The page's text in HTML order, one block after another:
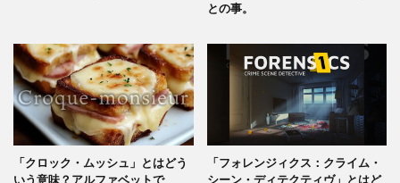
との事。
「クロック・ムッシュ」とはどう
いう意味？アルファベットで
「フォレンジィクス：クライム・
シーン・ディテクティヴ」とはど